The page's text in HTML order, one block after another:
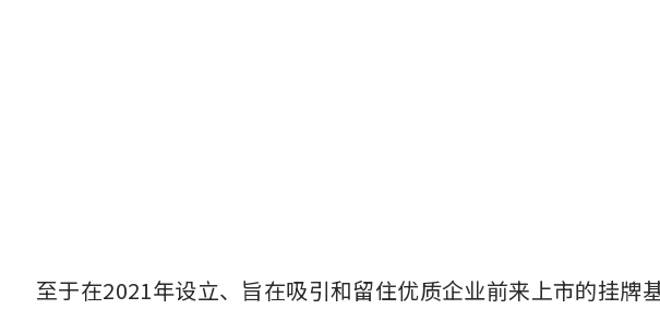
至于在2021年设立、旨在吸引和留住优质企业前来上市的挂牌